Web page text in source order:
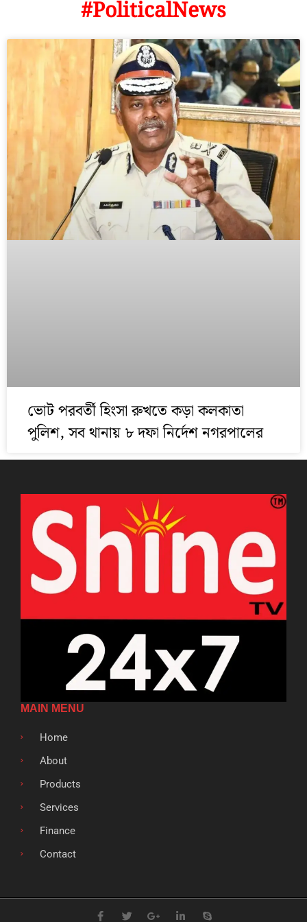
#PoliticalNews
ভোট পরবর্তী হিংসা রুখতে কড়া কলকাতা
পুলিশ, সব থানায় ৮ দফা নির্দেশ নগরপালের
MAIN MENU
Home
About
Products
Services
Finance
Contact
a w o i k